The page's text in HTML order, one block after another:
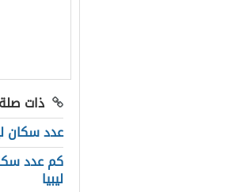
ذات صلة
عدد سكان
كم عدد
ليبيا